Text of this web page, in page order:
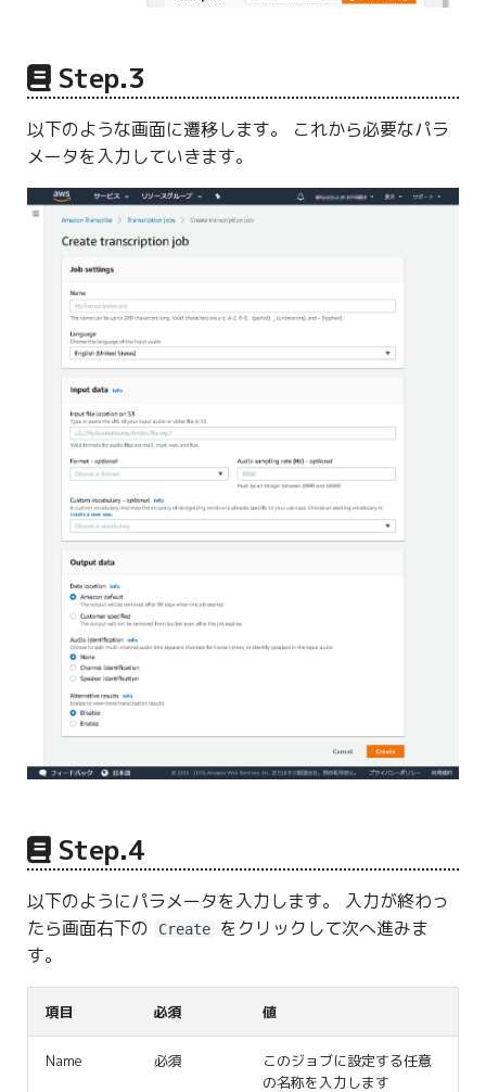
Step.3
以下のような画面に遷移します。 これから必要なパラ
メータを入力していきます。
Step.4
以下のようにパラメータを入力します。 入力が終わっ
たら画面右下の
Create
をクリックして次へ進みま
す。
項目 必須 値
Name 必須
このジョブに設定する任意
の名称を入力します